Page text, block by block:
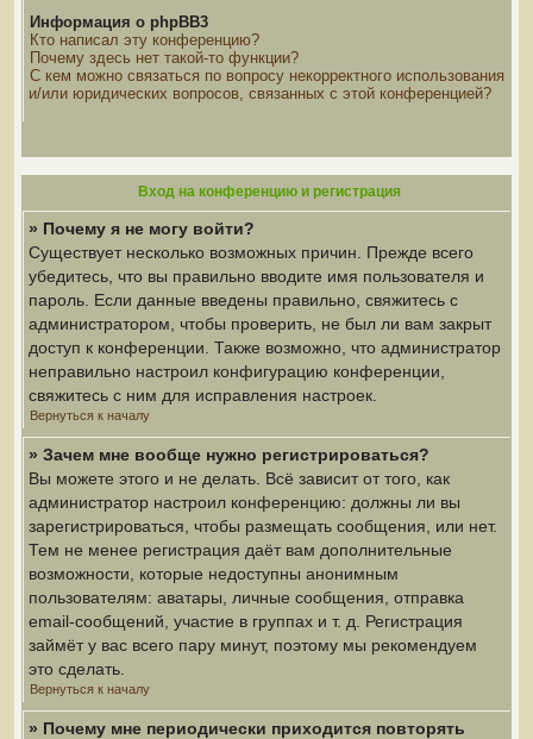
Информация о phpBB3
Кто написал эту конференцию?
Почему здесь нет такой-то функции?
С кем можно связаться по вопросу некорректного использования
и/или юридических вопросов, связанных с этой конференцией?
Вход на конференцию и регистрация
» Почему я не могу войти?
Существует несколько возможных причин. Прежде всего
убедитесь, что вы правильно вводите имя пользователя и
пароль. Если данные введены правильно, свяжитесь с
администратором, чтобы проверить, не был ли вам закрыт
доступ к конференции. Также возможно, что администратор
неправильно настроил конфигурацию конференции,
свяжитесь с ним для исправления настроек.
Вернуться к началу
» Зачем мне вообще нужно регистрироваться?
Вы можете этого и не делать. Всё зависит от того, как
администратор настроил конференцию: должны ли вы
зарегистрироваться, чтобы размещать сообщения, или нет.
Тем не менее регистрация даёт вам дополнительные
возможности, которые недоступны анонимным
пользователям: аватары, личные сообщения, отправка
email-сообщений, участие в группах и т. д. Регистрация
займёт у вас всего пару минут, поэтому мы рекомендуем
это сделать.
Вернуться к началу
» Почему мне периодически приходится повторять